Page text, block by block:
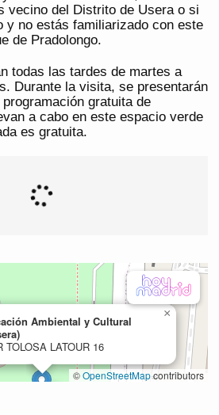
vecino del Distrito de Usera o si
y no estás familiarizado con este
de Pradolongo.
todas las tardes de martes a
Durante la visita, se presentarán
gratuita de
a cabo en este espacio verde
es gratuita.